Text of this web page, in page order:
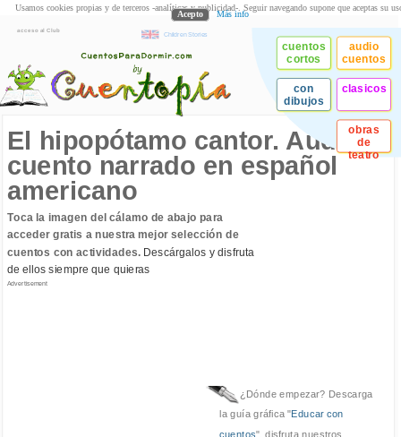
acceso al Club
Children Stories
cuentos
cortos
audio
cuentos
con
dibujos
clasicos
obras
de
teatro
El hipopótamo cantor. Audio
cuento narrado en español
americano
Toca la imagen del cálamo de abajo para
acceder gratis a nuestra mejor selección de
cuentos con actividades.Descárgalos y disfruta
de ellos siempre que quieras
Advertisement
¿Dónde empezar? Descarga
la guía gráfica "Educar con
cuentos", disfruta nuestros
Usamos cookies propias y de terceros -analíticas y publicidad-. Seguir navegando supone que aceptas su
Acepto Más info